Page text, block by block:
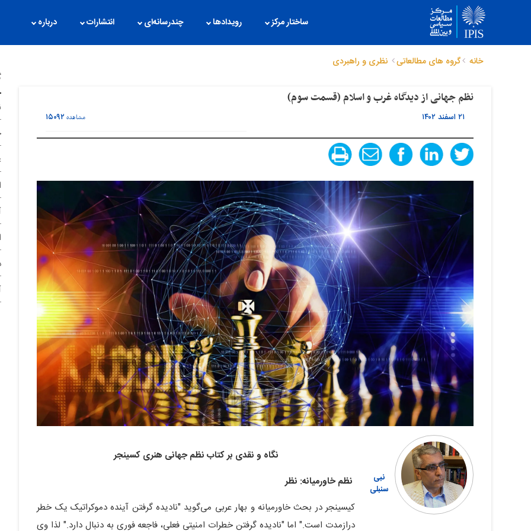
ساختار مرکز رویدادها چندرسانه‌ای انتشارات درباره
خانه گروه های مطالعاتی نظری و راهبردی
نظم جهانی از دیدگاه غرب و اسلام (قسمت سوم)
۲۱ اسفند ۱۴۰۲ مشاهده ۱۵۰۹۲
نبی
سنبلی
نگاه و نقدی بر کتاب نظم جهانی هنری کسینجر
نظم خاورمیانه: نظر
کیسینجر در بحث خاورمیانه و بهار عربی می‌گوید "نادیده گرفتن آینده دموکراتیک یک خطر
درازمدت است." اما "نادیده گرفتن خطرات امنیتی فعلی، فاجعه فوری به دنبال دارد." لذا وی